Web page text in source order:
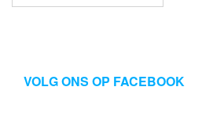
VOLG ONS OP FACEBOOK